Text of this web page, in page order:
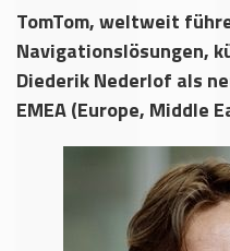
TomTom, weltweit
Navigationslösungen,
Diederik Nederlof als
EMEA (Europe, Middle